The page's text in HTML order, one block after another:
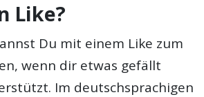
Like?
Du mit einem Like zum
wenn dir etwas gefällt
Im deutschsprachigen